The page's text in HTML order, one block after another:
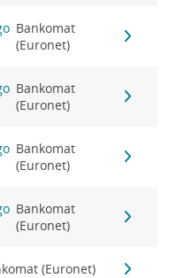
Bankomat
(Euronet)
Bankomat
(Euronet)
Bankomat
(Euronet)
Bankomat
(Euronet)
(Euronet)